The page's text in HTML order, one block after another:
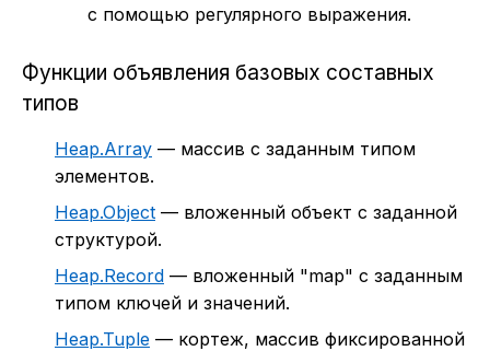
с помощью регулярного выражения.
Функции объявления базовых составных
типов
Heap.Array — массив с заданным типом
элементов.
Heap.Object — вложенный объект с заданной
структурой.
Heap.Record — вложенный "map" с заданным
типом ключей и значений.
Heap.Tuple — кортеж, массив фиксированной